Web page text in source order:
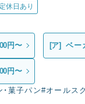
定休日あり
円〜 [ア] ベー
円〜
菓子パン#オールス